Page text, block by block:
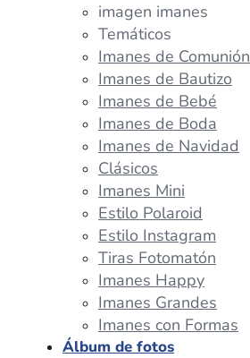
imagen imanes
Temáticos
Imanes de Comunión
Imanes de Bautizo
Imanes de Bebé
Imanes de Boda
Imanes de Navidad
Clásicos
Imanes Mini
Estilo Polaroid
Estilo Instagram
Tiras Fotomatón
Imanes Happy
Imanes Grandes
Imanes con Formas
Álbum de fotos